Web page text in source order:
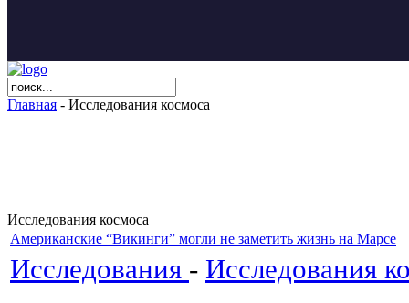
Главная - Исследования космоса
Исследования космоса
Американские “Викинги” могли не заметить жизнь на Марсе
Исследования - Исследования